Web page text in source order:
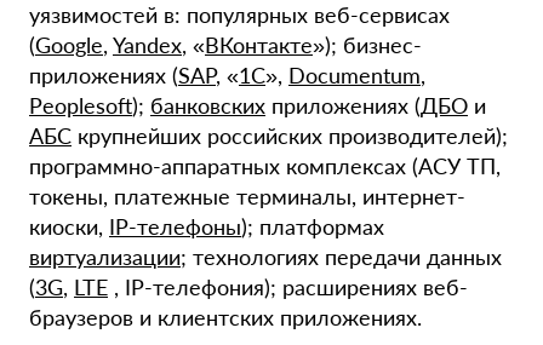
уязвимостей в: популярных веб-сервисах
(Google, Yandex, «ВКонтакте»); бизнес-
приложениях (SAP, «1C», Documentum,
Peoplesoft); банковских приложениях (ДБО и
АБС крупнейших российских производителей);
программно-аппаратных комплексах (АСУ ТП,
токены, платежные терминалы, интернет-
киоски, IP-телефоны); платформах
виртуализации; технологиях передачи данных
(3G, LTE , IP-телефония); расширениях веб-
браузеров и клиентских приложениях.